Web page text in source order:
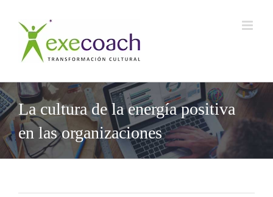
contenido
La cultura de la energía positiva
en las organizaciones